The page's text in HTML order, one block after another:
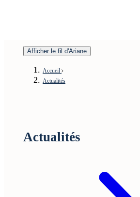
Afficher le fil d'Ariane
Accueil
Actualités
Actualités